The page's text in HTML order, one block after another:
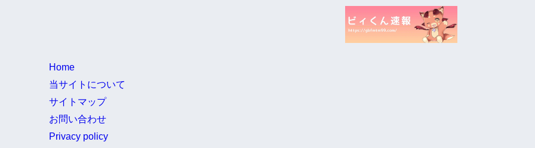
Home
当サイトについて
サイトマップ
お問い合わせ
Privacy policy